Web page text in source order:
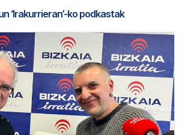
‘Irakurrieran’-ko podkastak